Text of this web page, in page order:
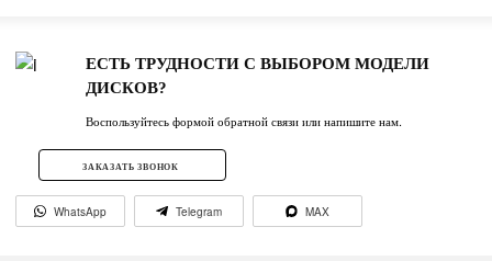
ЕСТЬ ТРУДНОСТИ С ВЫБОРОМ МОДЕЛИ
ДИСКОВ?
Воспользуйтесь формой обратной связи или напишите нам.
ЗАКАЗАТЬ ЗВОНОК
WhatsApp Telegram MAX